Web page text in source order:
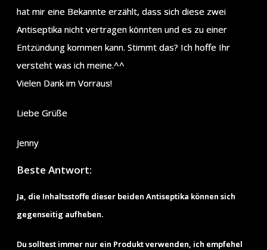
hat mir eine Bekannte erzählt, dass sich diese zwei
Antiseptika nicht vertragen könnten und es zu einer
Entzündung kommen kann. Stimmt das? Ich hoffe Ihr
versteht was ich meine.^^
Vielen Dank im Vorraus!
Liebe Grüße
Jenny
Beste Antwort:
Ja, die Inhaltsstoffe dieser beiden Antiseptika können sich
gegenseitig aufheben.
Du solltest immer nur ein Produkt verwenden, ich empfehel